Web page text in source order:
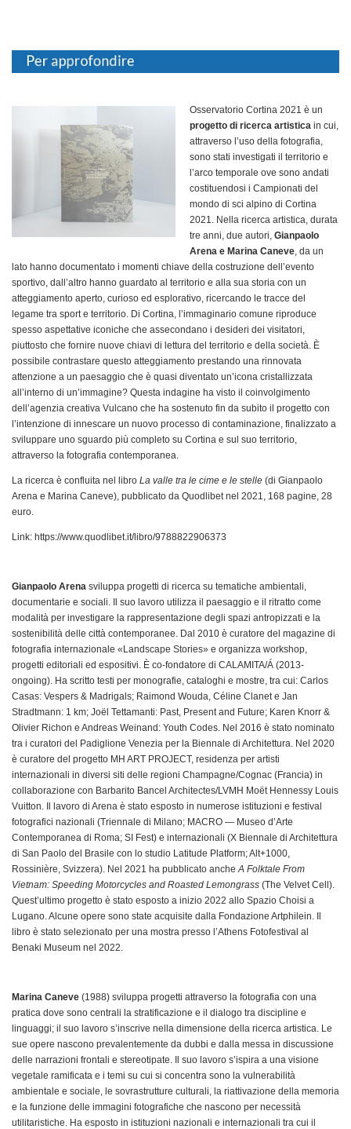
Osservatorio Cortina 2021 è un
progetto di ricerca artistica in cui,
attraverso l’uso della fotografia,
sono stati investigati il territorio e
l’arco temporale ove sono andati
costituendosi i Campionati del
mondo di sci alpino di Cortina
2021. Nella ricerca artistica, durata
tre anni, due autori, Gianpaolo
Arena e Marina Caneve , da un
lato hanno documentato i momenti chiave della costruzione dell’evento
sportivo, dall’altro hanno guardato al territorio e alla sua storia con un
atteggiamento aperto, curioso ed esplorativo, ricercando le tracce del
legame tra sport e territorio. Di Cortina, l’immaginario comune riproduce
spesso aspettative iconiche che assecondano i desideri dei visitatori,
piuttosto che fornire nuove chiavi di lettura del territorio e della società. È
possibile contrastare questo atteggiamento prestando una rinnovata
attenzione a un paesaggio che è quasi diventato un’icona cristallizzata
all’interno di un’immagine? Questa indagine ha visto il coinvolgimento
dell’agenzia creativa Vulcano che ha sostenuto fin da subito il progetto con
l’intenzione di innescare un nuovo processo di contaminazione, finalizzato a
sviluppare uno sguardo più completo su Cortina e sul suo territorio,
attraverso la fotografia contemporanea.
La ricerca è confluita nel libro La valle tra le cime e le stelle (di Gianpaolo
Arena e Marina Caneve), pubblicato da Quodlibet nel 2021, 168 pagine, 28
euro.
Link: https://www.quodlibet.it/libro/9788822906373
Gianpaolo Arena sviluppa progetti di ricerca su tematiche ambientali,
documentarie e sociali. Il suo lavoro utilizza il paesaggio e il ritratto come
modalità per investigare la rappresentazione degli spazi antropizzati e la
sostenibilità delle città contemporanee. Dal 2010 è curatore del magazine di
fotografia internazionale «Landscape Stories» e organizza workshop,
progetti editoriali ed espositivi. È co-fondatore di CALAMITA/Á (2013-
ongoing). Ha scritto testi per monografie, cataloghi e mostre, tra cui: Carlos
Casas: Vespers & Madrigals; Raimond Wouda, Céline Clanet e Jan
Stradtmann: 1 km; Joël Tettamanti: Past, Present and Future; Karen Knorr &
Olivier Richon e Andreas Weinand: Youth Codes. Nel 2016 è stato nominato
tra i curatori del Padiglione Venezia per la Biennale di Architettura. Nel 2020
è curatore del progetto MH ART PROJECT, residenza per artisti
internazionali in diversi siti delle regioni Champagne/Cognac (Francia) in
collaborazione con Barbarito Bancel Architectes/LVMH Moët Hennessy Louis
Vuitton. Il lavoro di Arena è stato esposto in numerose istituzioni e festival
fotografici nazionali (Triennale di Milano; MACRO — Museo d’Arte
Contemporanea di Roma; SI Fest) e internazionali (X Biennale di Architettura
di San Paolo del Brasile con lo studio Latitude Platform; Alt+1000,
Rossinière, Svizzera). Nel 2021 ha pubblicato anche A Folktale From
Vietnam: Speeding Motorcycles and Roasted Lemongrass (The Velvet Cell).
Quest’ultimo progetto è stato esposto a inizio 2022 allo Spazio Choisi a
Lugano. Alcune opere sono state acquisite dalla Fondazione Artphilein. Il
libro è stato selezionato per una mostra presso l’Athens Fotofestival al
Benaki Museum nel 2022.
Marina Caneve (1988) sviluppa progetti attraverso la fotografia con una
pratica dove sono centrali la stratificazione e il dialogo tra discipline e
linguaggi; il suo lavoro s’inscrive nella dimensione della ricerca artistica. Le
sue opere nascono prevalentemente da dubbi e dalla messa in discussione
delle narrazioni frontali e stereotipate. Il suo lavoro s’ispira a una visione
vegetale ramificata e i temi su cui si concentra sono la vulnerabilità
ambientale e sociale, le sovrastrutture culturali, la riattivazione della memoria
e la funzione delle immagini fotografiche che nascono per necessità
utilitaristiche. Ha esposto in istituzioni nazionali e internazionali tra cui il